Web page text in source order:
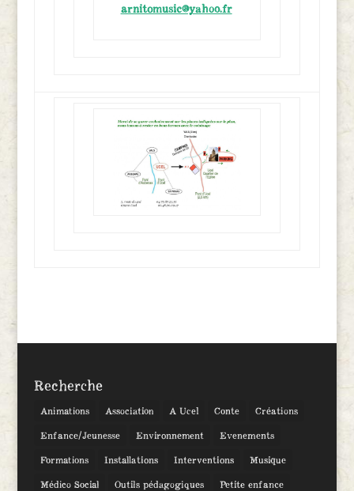
arnitomusic@yahoo.fr
Recherche
Animations Association A Ucel Conte
Créations
Enfance/Jeunesse
Environnement
Evenements
Formations
Installations Interventions
Musique
Médico Social
Outils pédagogiques Petite enfance